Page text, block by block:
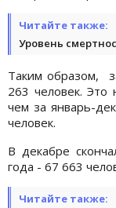
Читайте также:
Уровень
Таким образом,
263 человек.
чем за январь-
человек.
В декабре
года - 67 663
Читайте также: